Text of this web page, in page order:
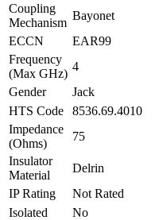
Coupling
Mechanism
Bayonet
ECCN
EAR99
Frequency
(Max GHz)
4
Gender
Jack
HTS Code
8536.69.4010
Impedance
(Ohms)
75
Insulator
Material
Delrin
IP Rating
Not Rated
Isolated
No